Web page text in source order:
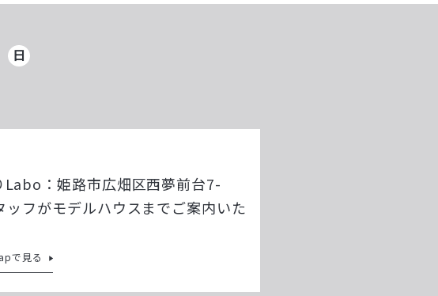
日
Labo：姫路市広畑区西夢前台7-
ッフがモデルハウスまでご案内いた
で見る